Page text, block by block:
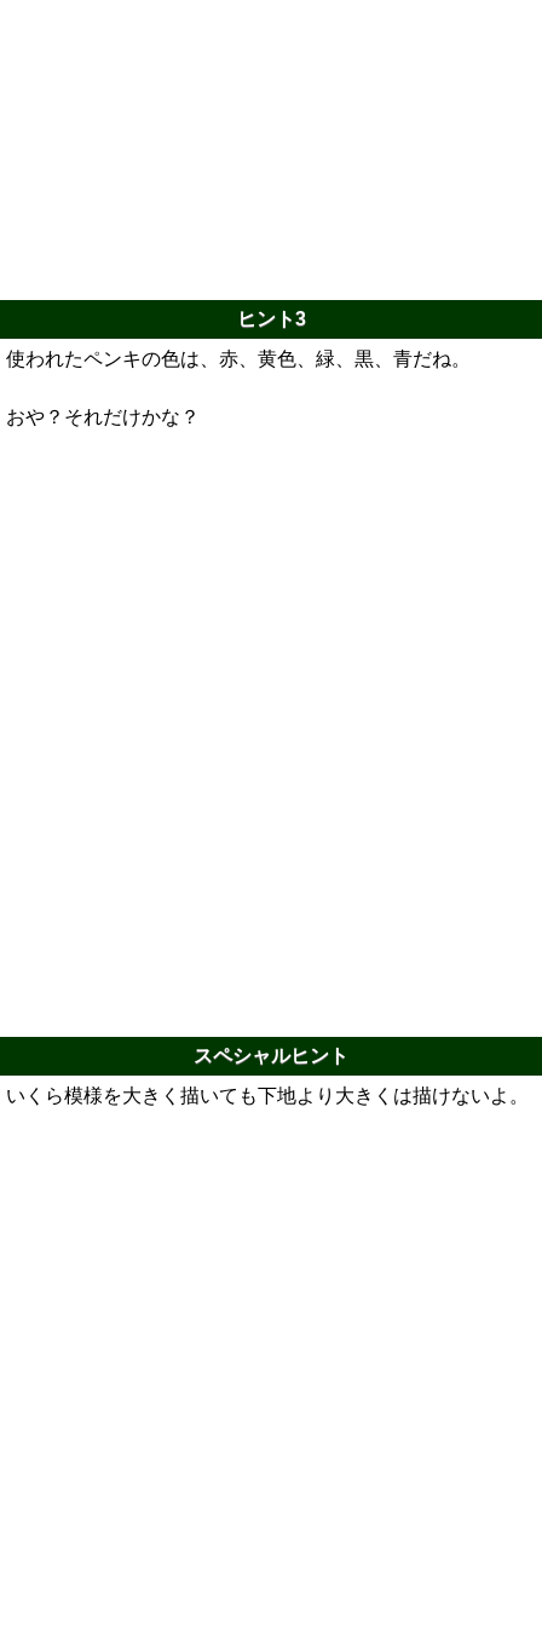
ヒント3
使われたペンキの色は、赤、黄色、緑、黒、青だね。
おや？それだけかな？
スペシャルヒント
いくら模様を大きく描いても下地より大きくは描けないよ。